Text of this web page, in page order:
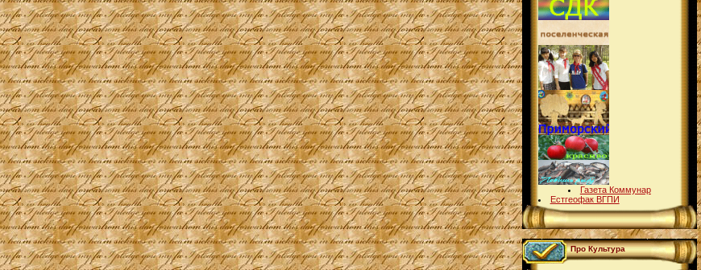
Газета Коммунар
Естгеофак ВГПИ
Про Культура